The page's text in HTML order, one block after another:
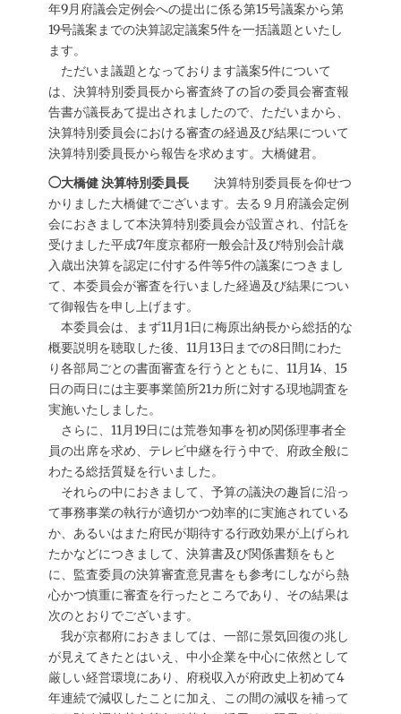
年9月府議会定例会への提出に係る第15号議案から第
19号議案までの決算認定議案5件を一括議題といたし
ます。
ただいま議題となっております議案5件について
は、決算特別委員長から審査終了の旨の委員会審査報
告書が議長あて提出されましたので、ただいまから、
決算特別委員会における審査の経過及び結果について
決算特別委員長から報告を求めます。大橋健君。
◯大橋健 決算特別委員長 決算特別委員長を仰せつ
かりました大橋健でございます。去る９月府議会定例
会におきまして本決算特別委員会が設置され、付託を
受けました平成7年度京都府一般会計及び特別会計歳
入歳出決算を認定に付する件等5件の議案につきまし
て、本委員会が審査を行いました経過及び結果につい
て御報告を申し上げます。
本委員会は、まず11月1日に梅原出納長から総括的な
概要説明を聴取した後、11月13日までの8日間にわた
り各部局ごとの書面審査を行うとともに、11月14、15
日の両日には主要事業箇所21カ所に対する現地調査を
実施いたしました。
さらに、11月19日には荒巻知事を初め関係理事者全
員の出席を求め、テレビ中継を行う中で、府政全般に
わたる総括質疑を行いました。
それらの中におきまして、予算の議決の趣旨に沿っ
て事務事業の執行が適切かつ効率的に実施されている
か、あるいはまた府民が期待する行政効果が上げられ
たかなどにつきまして、決算書及び関係書類をもと
に、監査委員の決算審査意見書をも参考にしながら熱
心かつ慎重に審査を行ったところであり、その結果は
次のとおりでございます。
我が京都府におきましては、一部に景気回復の兆し
が見えてきたとはいえ、中小企業を中心に依然として
厳しい経営環境にあり、府税収入が府政史上初めて4
年連続で減収したことに加え、この間の減収を補って